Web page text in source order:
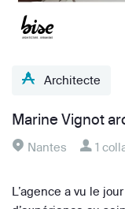
Architecte
Marine Vignot
Nantes 1
L’agence a vu le